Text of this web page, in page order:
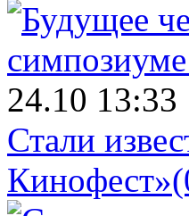
24.10 13:33
Стали
Кинофест»